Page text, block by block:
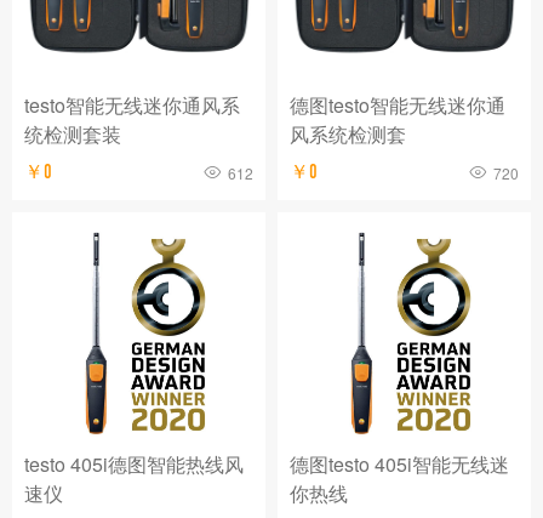
testo智能无线迷你通风系
统检测套装
￥0 612
德图testo智能无线迷你通
风系统检测套
￥0 720
testo 405i德图智能热线风
速仪
德图testo 405i智能无线迷
你热线